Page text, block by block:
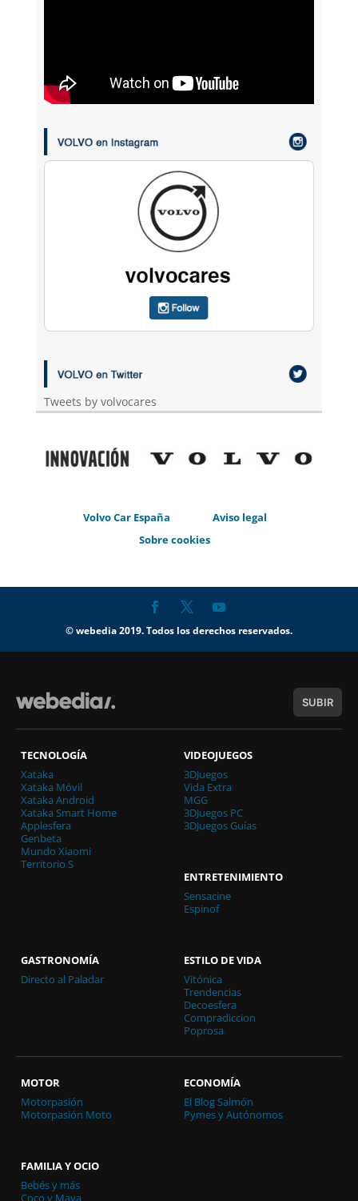
Tweets by volvocares
Volvo Car España
Aviso legal
Sobre cookies
© webedia 2019. Todos los derechos reservados.
SUBIR
TECNOLOGÍA
Xataka
Xataka Móvil
Xataka Android
Xataka Smart Home
Applesfera
Genbeta
Mundo Xiaomi
Territorio S
VIDEOJUEGOS
3DJuegos
Vida Extra
MGG
3DJuegos PC
3DJuegos Guías
ENTRETENIMIENTO
Sensacine
Espinof
GASTRONOMÍA
Directo al Paladar
ESTILO DE VIDA
Vitónica
Trendencias
Decoesfera
Compradiccion
Poprosa
MOTOR
Motorpasión
Motorpasión Moto
ECONOMÍA
El Blog Salmón
Pymes y Autónomos
FAMILIA Y OCIO
Bebés y más
Coco y Maya